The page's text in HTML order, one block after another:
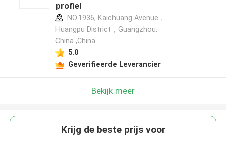
profiel
NO.1936, Kaichuang Avenue，
Huangpu District，Guangzhou,
China ,China
5.0
Geverifieerde Leverancier
Bekijk meer
Krijg de beste prijs voor